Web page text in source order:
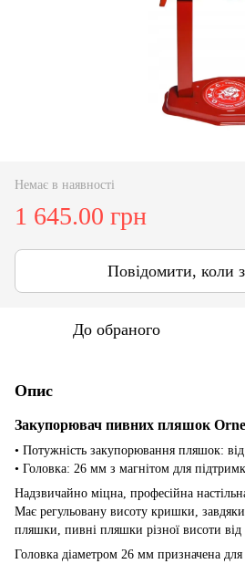
Немає в наявності
1 645.00 грн
Повідомити, коли
До обраного
Опис
Закупорювач пивних пляшок
• Потужність закупорювання пляшок:
• Головка: 26 мм з магнітом для
Надзвичайно міцна, професійна
Має регульовану висоту кришки,
пляшки, пивні пляшки різної висоти від
Головка діаметром 26 мм призначена